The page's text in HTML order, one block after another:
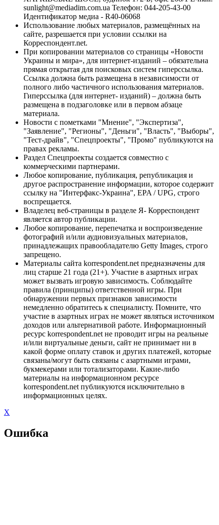
sunlight@mediadim.com.ua Телефон: 044-205-43-00
Идентификатор медиа - R40-06068
Использование любых материалов, размещённых на
сайте, разрешается при условии ссылки на
Корреспондент.net.
При копировании материалов со страницы «Новости
Украины и мира», для интернет-изданий – обязательна
прямая открытая для поисковых систем гиперссылка.
Ссылка должна быть размещена в независимости от
полного либо частичного использования материалов.
Гиперссылка (для интернет- изданий) – должна быть
размещена в подзаголовке или в первом абзаце
материала.
Новости с пометками "Мнение", "Экспертиза",
"Заявление", "Регионы", "Деньги", "Власть", "Выборы",
"Тест-драйв", "Спецпроекты", "Промо" публикуются на
правах рекламы.
Раздел Спецпроекты создается совместно с
коммерческими партнерами.
Любое копирование, публикация, републикация и
другое распространение информации, которое содержит
ссылку на "Интерфакс-Украина", EPA / UPG, строго
воспрещается.
Владелец веб-страницы в разделе Я- Корреспондент
является автор публикации.
Любое копирование, перепечатка и воспроизведение
фотографий и/или аудиовизуальных материалов,
принадлежащих правообладателю Getty Images, строго
запрещено.
Материалы сайта korrespondent.net предназначены для
лиц старше 21 года (21+). Участие в азартных играх
может вызвать игровую зависимость. Соблюдайте
правила (принципы) ответственной игры. При
обнаружении первых признаков зависимости
немедленно обратитесь к специалисту. Помните, что
участие в азартных играх не может являться источником
доходов или альтернативой работе. Информационный
ресурс korrespondent.net не проводит игры на реальные
и/или виртуальные деньги, сайт не принимает ни в
какой форме оплату ставок и других платежей, которые
связаны/могут быть связаны с азартными играми,
букмекерами или тотализаторами. Какие-либо
материалы на информационном ресурсе
korrespondent.net публикуются исключительно в
информационных целях.
X
Ошибка